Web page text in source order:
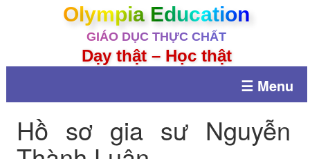
Olympia Education
GIÁO DỤC THỰC CHẤT
Dạy thật – Học thật
☰ Menu
Hồ sơ gia sư Nguyễn